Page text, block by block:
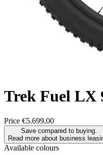
Trek Fuel LX
Price €5.699,00
Save compared to buying.
Read more about business
Available colours